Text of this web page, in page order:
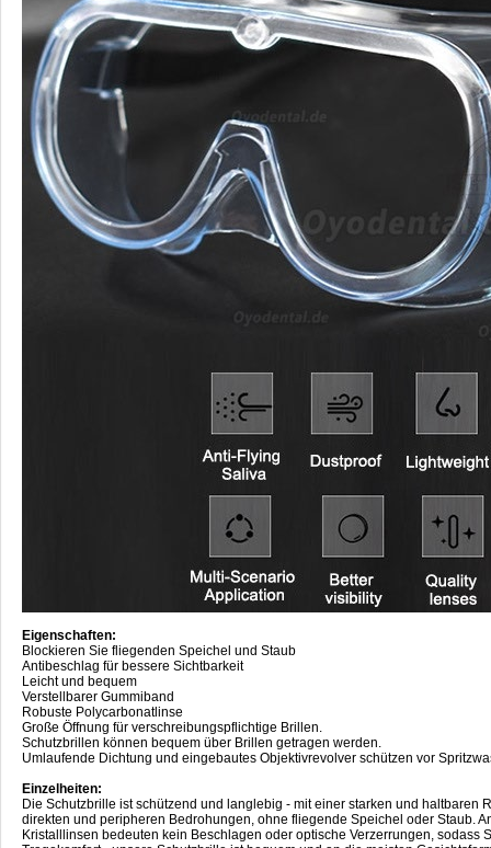
Eigenschaften:
Blockieren Sie fliegenden Speichel und Staub
Antibeschlag für bessere Sichtbarkeit
Leicht und bequem
Verstellbarer Gummiband
Robuste Polycarbonatlinse
Große Öffnung für verschreibungspflichtige Brillen.
Schutzbrillen können bequem über Brillen getragen werden.
Umlaufende Dichtung und eingebautes Objektivrevolver schützen vor
Einzelheiten:
Die Schutzbrille ist schützend und langlebig - mit einer starken und
direkten und peripheren Bedrohungen, ohne fliegende Speichel oder Staub.
Kristalllinsen bedeuten kein Beschlagen oder optische Verzerrungen, sodass